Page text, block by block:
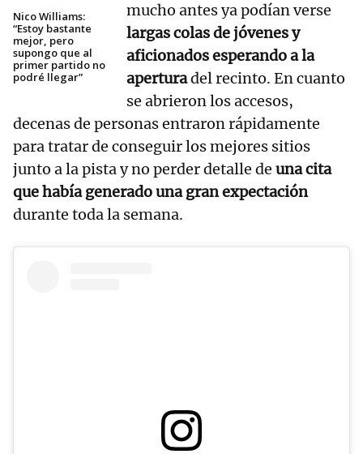
Nico Williams:
“Estoy bastante
mejor, pero
supongo que al
primer partido no
podré llegar”
mucho antes ya podían verse
largas colas de jóvenes y
aficionados esperando a la
aperturadel recinto. En cuanto
se abrieron los accesos,
decenas de personas entraron rápidamente
para tratar de conseguir los mejores sitios
junto a la pista y no perder detalle de una cita
que había generado una gran expectación
durante toda la semana.